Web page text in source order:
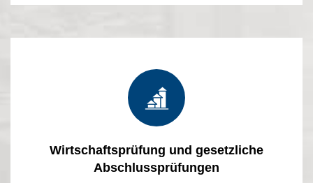
Wirtschaftsprüfung und gesetzliche
Abschlussprüfungen